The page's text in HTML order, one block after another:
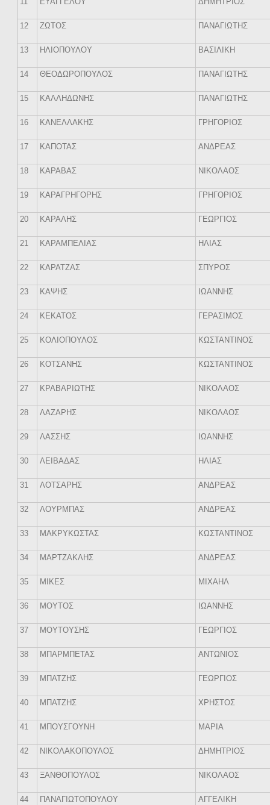
12 ΖΩΤΟΣ ΠΑΝΑΓΙΩΤΗΣ
13 ΗΛΙΟΠΟΥΛΟΥ ΒΑΣΙΛΙΚΗ
14 ΘΕΟΔΩΡΟΠΟΥΛΟΣ ΠΑΝΑΓΙΩΤΗΣ
15 ΚΑΛΛΗΔΩΝΗΣ ΠΑΝΑΓΙΩΤΗΣ
16 ΚΑΝΕΛΛΑΚΗΣ ΓΡΗΓΟΡΙΟΣ
17 ΚΑΠΟΤΑΣ ΑΝΔΡΕΑΣ
18 ΚΑΡΑΒΑΣ ΝΙΚΟΛΑΟΣ
19 ΚΑΡΑΓΡΗΓΟΡΗΣ ΓΡΗΓΟΡΙΟΣ
20 ΚΑΡΑΛΗΣ ΓΕΩΡΓΙΟΣ
21 ΚΑΡΑΜΠΕΛΙΑΣ ΗΛΙΑΣ
22 ΚΑΡΑΤΖΑΣ ΣΠΥΡΟΣ
23 ΚΑΨΗΣ ΙΩΑΝΝΗΣ
24 ΚΕΚΑΤΟΣ ΓΕΡΑΣΙΜΟΣ
25 ΚΟΛΙΟΠΟΥΛΟΣ ΚΩΣΤΑΝΤΙΝΟΣ
26 ΚΟΤΣΑΝΗΣ ΚΩΣΤΑΝΤΙΝΟΣ
27 ΚΡΑΒΑΡΙΩΤΗΣ ΝΙΚΟΛΑΟΣ
28 ΛΑΖΑΡΗΣ ΝΙΚΟΛΑΟΣ
29 ΛΑΣΣΗΣ ΙΩΑΝΝΗΣ
30 ΛΕΙΒΑΔΑΣ ΗΛΙΑΣ
31 ΛΟΤΣΑΡΗΣ ΑΝΔΡΕΑΣ
32 ΛΟΥΡΜΠΑΣ ΑΝΔΡΕΑΣ
33 ΜΑΚΡΥΚΩΣΤΑΣ ΚΩΣΤΑΝΤΙΝΟΣ
34 ΜΑΡΤΖΑΚΛΗΣ ΑΝΔΡΕΑΣ
35 ΜΙΚΕΣ ΜΙΧΑΗΛ
36 ΜΟΥΤΟΣ ΙΩΑΝΝΗΣ
37 ΜΟΥΤΟΥΣΗΣ ΓΕΩΡΓΙΟΣ
38 ΜΠΑΡΜΠΕΤΑΣ ΑΝΤΩΝΙΟΣ
39 ΜΠΑΤΖΗΣ ΓΕΩΡΓΙΟΣ
40 ΜΠΑΤΖΗΣ ΧΡΗΣΤΟΣ
41 ΜΠΟΥΣΓΟΥΝΗ ΜΑΡΙΑ
42 ΝΙΚΟΛΑΚΟΠΟΥΛΟΣ ΔΗΜΗΤΡΙΟΣ
43 ΞΑΝΘΟΠΟΥΛΟΣ ΝΙΚΟΛΑΟΣ
44 ΠΑΝΑΓΙΩΤΟΠΟΥΛΟΥ ΑΓΓΕΛΙΚΗ